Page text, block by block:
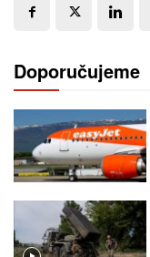
Doporučujeme